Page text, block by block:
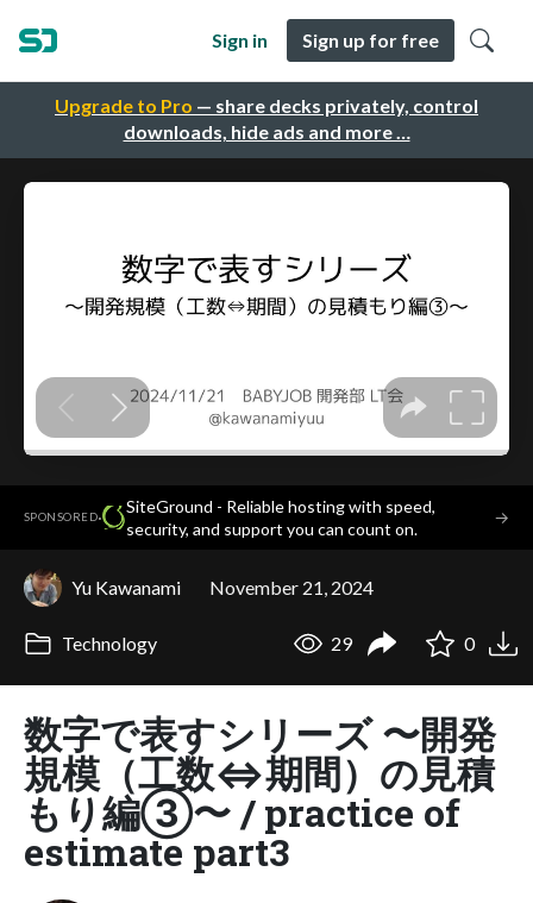
Upgrade to Pro — share decks privately, control
downloads, hide ads and more …
Sign in Sign up for free
SPONSORED·
SiteGround - Reliable hosting with speed,
security, and support you can count on.
→
Yu Kawanami November 21, 2024
Technology 29 0
数字で表すシリーズ 〜開発
規模（工数⇔期間）の見積
もり編③〜 / practice of
estimate part3